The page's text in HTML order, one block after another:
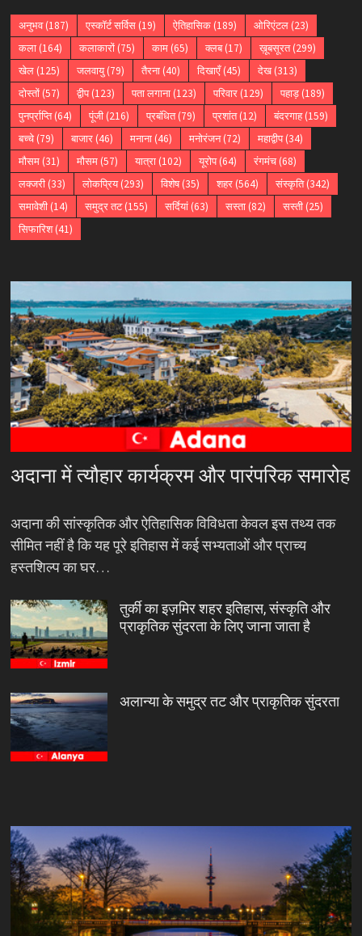
अनुभव(187) एस्कॉर्ट सर्विस(19) ऐतिहासिक(189) ओरिएंटल(23)
कला(164) कलाकारों(75) काम(65) क्लब(17) ख़ूबसूरत(299)
खेल(125) जलवायु(79) तैरना(40) दिखाएँ(45) देख(313)
दोस्तों(57) द्वीप(123) पता लगाना(123) परिवार(129) पहाड़(189)
पुनर्प्राप्ति(64) पूंजी(216) प्रबंधित(79) प्रशांत(12) बंदरगाह(159)
बच्चे(79) बाजार(46) मनाना(46) मनोरंजन(72) महाद्वीप(34)
मौसम(31) मौसम(57) यात्रा(102) यूरोप(64) रंगमंच(68)
लक्जरी(33) लोकप्रिय(293) विशेष(35) शहर(564) संस्कृति(342)
समावेशी(14) समुद्र तट(155) सर्दियां(63) सस्ता(82) सस्ती(25)
सिफारिश(41)
अदाना में त्यौहार कार्यक्रम और पारंपरिक समारोह
अदाना की सांस्कृतिक और ऐतिहासिक विविधता केवल इस तथ्य तक
सीमित नहीं है कि यह पूरे इतिहास में कई सभ्यताओं और प्राच्य
हस्तशिल्प का घर…
तुर्की का इज़मिर शहर इतिहास, संस्कृति और
प्राकृतिक सुंदरता के लिए जाना जाता है
अलान्या के समुद्र तट और प्राकृतिक सुंदरता